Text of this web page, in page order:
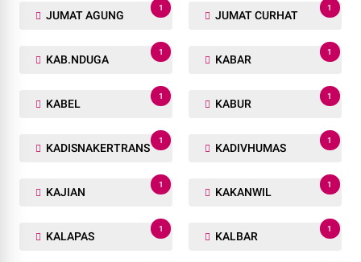
JUMAT AGUNG
1
JUMAT CURHAT
1
KAB.NDUGA
1
KABAR
1
KABEL
1
KABUR
1
KADISNAKERTRANS
1
KADIVHUMAS
1
KAJIAN
1
KAKANWIL
1
KALAPAS
1
KALBAR
1